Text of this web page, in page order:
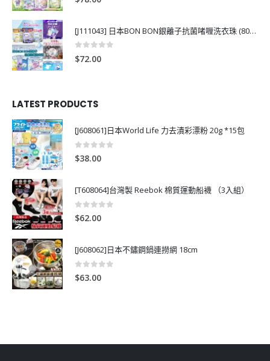
[J111043] 日本BON BON銀離子抗菌啫喱洗衣珠 (80粒)
0
$72.00
LATEST PRODUCTS
[J608061]日本World Life 力去漬彩漂粉 20g *15包
0out of 5
$38.00
[T608064]台灣製 Reebok 棉質運動船襪 （3入組）
0 out of 5
$62.00
[J608062]日本不鏽鋼鍋連撈網 18cm
0
$63.00